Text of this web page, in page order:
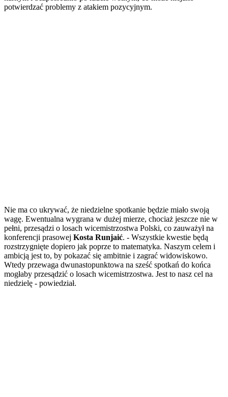
potwierdzać problemy z atakiem pozycyjnym.
Nie ma co ukrywać, że niedzielne spotkanie będzie miało swoją
wagę. Ewentualna wygrana w dużej mierze, chociaż jeszcze nie w
pełni, przesądzi o losach wicemistrzostwa Polski, co zauważył na
konferencji prasowej Kosta Runjaić. - Wszystkie kwestie będą
rozstrzygnięte dopiero jak poprze to matematyka. Naszym celem i
ambicją jest to, by pokazać się ambitnie i zagrać widowiskowo.
Wtedy przewaga dwunastopunktowa na sześć spotkań do końca
mogłaby przesądzić o losach wicemistrzostwa. Jest to nasz cel na
niedzielę - powiedział.